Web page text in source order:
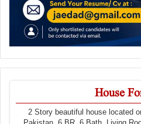
House
2 Story beautiful house located